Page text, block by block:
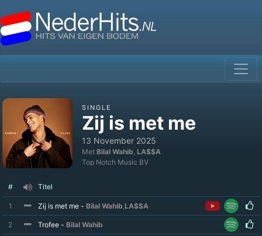
SINGLE
Zij is met me
13 November 2025
Met Bilal Wahib, LA$$A
Top Notch Music BV
# Titel
1 Zij is met me - Bilal Wahib,LA$$A
2 Trofee - Bilal Wahib